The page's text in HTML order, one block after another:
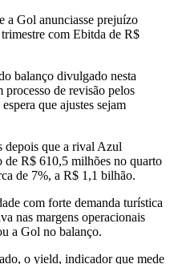
a Gol anunciasse prejuízo
com Ebitda de R$
balanço divulgado nesta
de revisão pelos
que ajustes sejam
depois que a rival Azul
de R$ 610,5 milhões no quarto
de 7%, a R$ 1,1 bilhão.
com forte demanda turística
nas margens operacionais
a Gol no balanço.
o yield, indicador que mede